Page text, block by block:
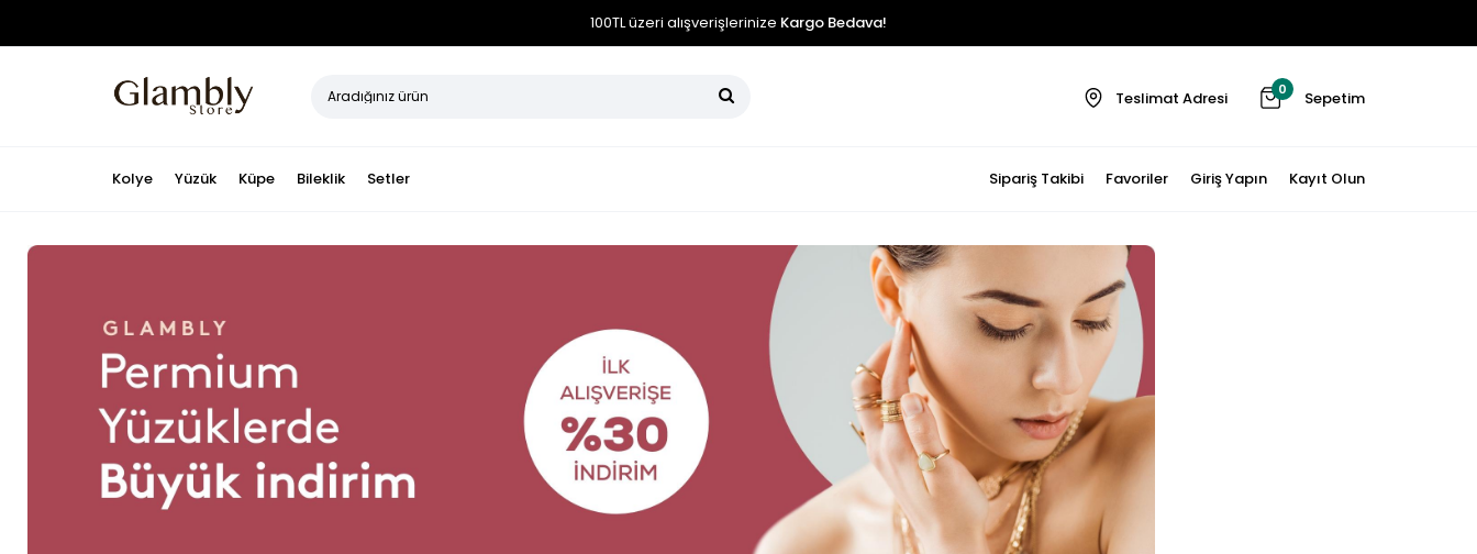
100TL üzeri alışverişlerinize Kargo Bedava!
Teslimat Adresi 0 Sepetim
Kolye Yüzük Küpe Bileklik Setler Sipariş Takibi Favoriler Giriş Yapın Kayıt Olun